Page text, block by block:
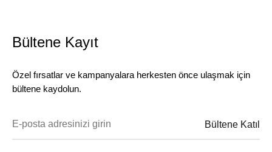
Bültene Kayıt
Özel fırsatlar ve kampanyalara herkesten önce ulaşmak için
bültene kaydolun.